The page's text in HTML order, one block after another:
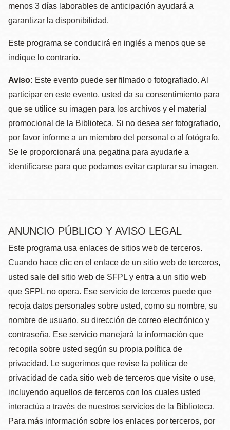
menos 3 días laborables de anticipación ayudará a
garantizar la disponibilidad.
Este programa se conducirá en inglés a menos que se
indique lo contrario.
Aviso: Este evento puede ser filmado o fotografiado. Al
participar en este evento, usted da su consentimiento para
que se utilice su imagen para los archivos y el material
promocional de la Biblioteca. Si no desea ser fotografiado,
por favor informe a un miembro del personal o al fotógrafo.
Se le proporcionará una pegatina para ayudarle a
identificarse para que podamos evitar capturar su imagen.
ANUNCIO PÚBLICO Y AVISO LEGAL
Este programa usa enlaces de sitios web de terceros.
Cuando hace clic en el enlace de un sitio web de terceros,
usted sale del sitio web de SFPL y entra a un sitio web
que SFPL no opera. Ese servicio de terceros puede que
recoja datos personales sobre usted, como su nombre, su
nombre de usuario, su dirección de correo electrónico y
contraseña. Ese servicio manejará la información que
recopila sobre usted según su propia política de
privacidad. Le sugerimos que revise la política de
privacidad de cada sitio web de terceros que visite o use,
incluyendo aquellos de terceros con los cuales usted
interactúa a través de nuestros servicios de la Biblioteca.
Para más información sobre los enlaces por terceros, por